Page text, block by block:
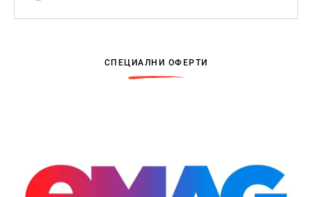
СПЕЦИАЛНИ ОФЕРТИ